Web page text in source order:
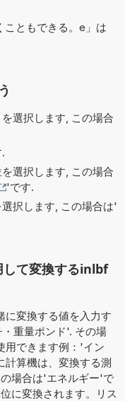
こともできる。e」は
選択します, この場合
選択します, この場合
'です.
択します, この場合は'
して変換するinlbf
に変換する値を入力す
重量ポンド'. その場
用できます例：'イン
算機は、変換する測
場合は'エネルギー'で
に変換されます。リス